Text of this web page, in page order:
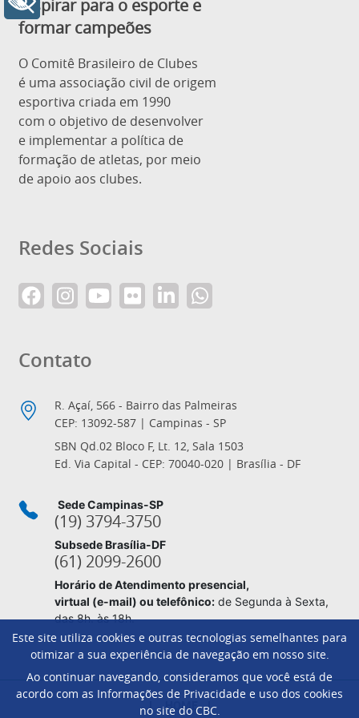
Inspirar para o esporte e
formar campeões
O Comitê Brasileiro de Clubes
é uma associação civil de origem
esportiva criada em 1990
com o objetivo de desenvolver
e implementar a política de
formação de atletas, por meio
de apoio aos clubes.
Redes Sociais
Contato
R. Açaí, 566 - Bairro das Palmeiras
CEP: 13092-587 | Campinas - SP
SBN Qd.02 Bloco F, Lt. 12, Sala 1503
Ed. Via Capital - CEP: 70040-020 | Brasília - DF
Sede Campinas-SP
(19) 3794-3750
Subsede Brasília-DF
(61) 2099-2600
Horário de Atendimento presencial,
virtual (e-mail) ou telefônico: de Segunda à Sexta,
das 8h. às 18h.
Footer
HOME
Este site utiliza cookies e outras tecnologias semelhantes para
otimizar a sua experiência de navegação em nosso site.
Ao continuar navegando, consideramos que você está de
acordo com as Informações de Privacidade e uso dos cookies
no site do CBC.